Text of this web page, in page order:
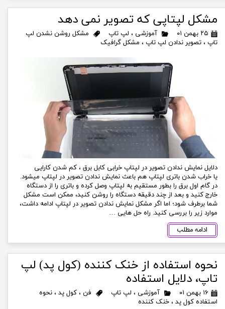
مشکل لپتاپی که تصویر نمی دهد
۲۵ بهمن ۰۱ آموزشی ، لپ تاپ
مشکل روشن نشدن لپ
تاپ ، تصویر ندادن لپ تاپ ، مشکل گرافیک
دلایل نمایش ندادن تصویر در لپتاپ خرابی کابل برق ، کم شدن کارایی
یا خراب شدن باتری لپتاپ هم باعث نمایش ندادن تصویر در لپتاپ میشود.
در گام اول برق را بطور مستقیم به لپتاپ وصل کرده و باتری را از دستگاه
خارج کنید و بعد از چند دقیقه دستگاه را روشن کنید، ممکن است مشکل
شما برطرف شود؛ اما اگر مشکل نمایش ندادن تصویر در لپتاپ ادامه داشت،
موارد زیر را بررسی کنید. راه حل هایی …
ادامه مطلب
نحوه استفاده از خنک کننده (کول پد) لپ
تاپ، دلایل استفاده
۱۶ بهمن ۰۱ آموزشی ، لپ تاپ فن ، کول پد ، نحوه
استفاده کول پد ، خنک کننده